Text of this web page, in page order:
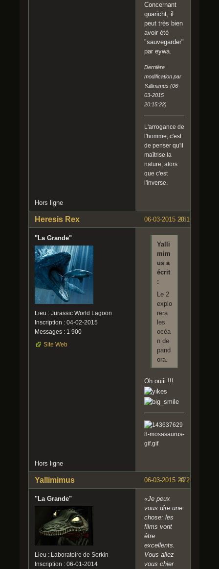
Concernant
quaricht, il
peut très bien
avoir été
"sauvegarder"
par eywa.
Dernière
modification par
Yallimimus (06-
03-2015
20:15:22)
L'arrogance de
l'homme, c'est
de penser qu'il
maîtrise la
nature, alors
que c'est
l'inverse.
Hors ligne
#6
06-03-2015 20:16:30
Heresis Rex
"La Grande"
Lieu : Jurassic World Lagoon
Inscription : 04-02-2015
Messages : 1 900
Site Web
Yalli
mim
us a
écrit
:
Le 2
explo
rera
les
océa
n de
pand
ora.
Oh ouiii !!!
Hors ligne
#7
06-03-2015 20:29:43
Yallimimus
"La Grande"
Lieu : Laboratoire de Sorkin
Inscription : 06-01-2014
«Je peux
vous dire une
chose: les
films vont
être
excellents.
Vous allez
vous chier